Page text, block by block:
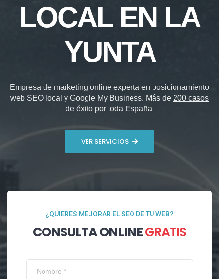
LOCAL EN LA
YUNTA
Empresa de marketing online experta en posicionamiento
web SEO local y Google My Business. Más de 200 casos
de éxitopor toda España.
VER SERVICIOS
¿QUIERES MEJORAR EL SEO DE TU WEB?
CONSULTA ONLINEGRATIS